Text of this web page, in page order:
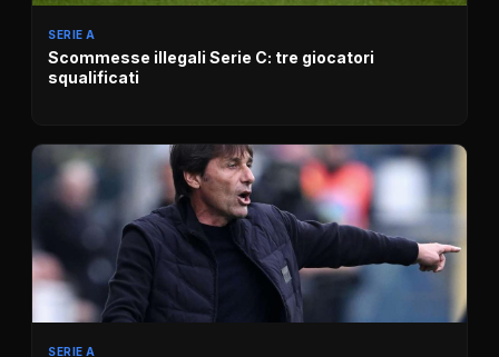
SERIE A
Scommesse illegali Serie C: tre giocatori
squalificati
SERIE A